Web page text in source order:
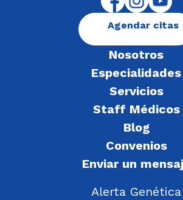
Nosotros
Especialidades
Servicios
Staff Médicos
Blog
Convenios
Enviar un
Alerta Genética
Agendar citas